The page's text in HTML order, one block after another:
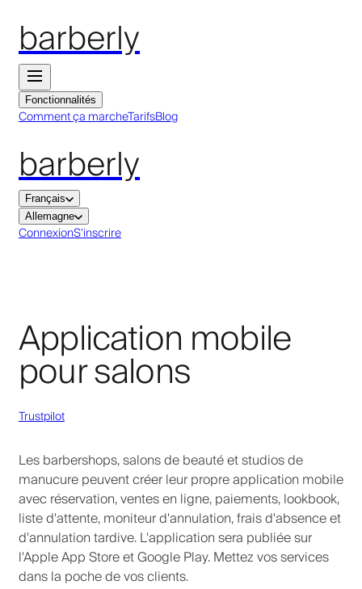
barberly
Fonctionnalités
Comment ça marcheTarifsBlog
barberly
Français
Allemagne
ConnexionS'inscrire
Application mobile
pour salons
Trustpilot
Les barbershops, salons de beauté et studios de
manucure peuvent créer leur propre application mobile
avec réservation, ventes en ligne, paiements, lookbook,
liste d'attente, moniteur d'annulation, frais d'absence et
d'annulation tardive. L'application sera publiée sur
l'Apple App Store et Google Play. Mettez vos services
dans la poche de vos clients.